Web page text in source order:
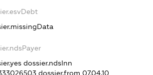
dossier.ndsInn
dossier.from 07.04.10